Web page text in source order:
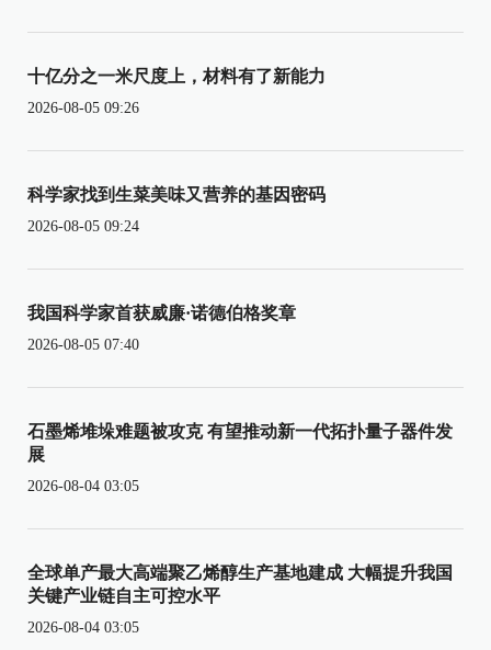
十亿分之一米尺度上，材料有了新能力
2026-08-05 09:26
科学家找到生菜美味又营养的基因密码
2026-08-05 09:24
我国科学家首获威廉·诺德伯格奖章
2026-08-05 07:40
石墨烯堆垛难题被攻克 有望推动新一代拓扑量子器件发
展
2026-08-04 03:05
全球单产最大高端聚乙烯醇生产基地建成 大幅提升我国
关键产业链自主可控水平
2026-08-04 03:05